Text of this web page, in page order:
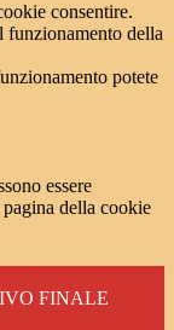
consentire.
funzionamento della
potete
essere
della cookie
FINALE